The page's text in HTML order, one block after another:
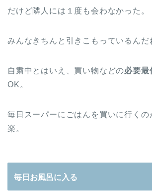
だけど隣人には１度も会わなかった。
みんなきちんと引きこもっているんだ
自粛中とはいえ、買い物などの必要最
OK。
毎日スーパーにごはんを買いに行くの
楽。
毎日お風呂に入る